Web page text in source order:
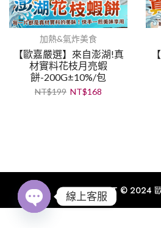
加熱&氣炸美食
【歐嘉嚴選】來自澎湖!真
材實料花枝月亮蝦
餅-200G±10%/包
NT$199 NT$168
COPYRIGHT © 2024
線上客服